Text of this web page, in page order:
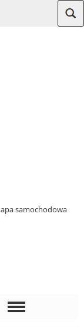
samochodowa